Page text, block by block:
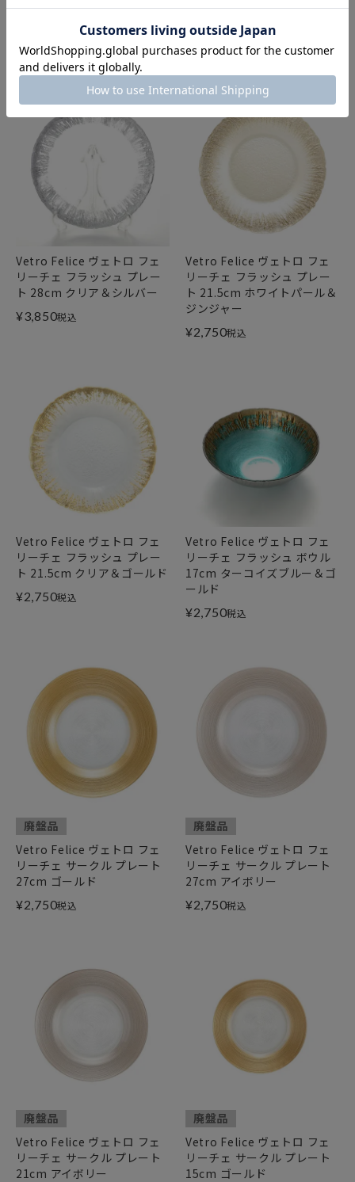
リーチェ フラッシュ プレー
ト 15cm クリア＆シルバー
¥2,200税込
リーチェ フラッシュ プレー
ト 28cm クリア＆ゴールド
¥3,850税込
Vetro Felice ヴェトロ フェ
リーチェ フラッシュ プレー
ト 28cm クリア＆シルバー
¥3,850税込
Vetro Felice ヴェトロ フェ
リーチェ フラッシュ プレー
ト 21.5cm ホワイトパール＆
ジンジャー
¥2,750税込
Vetro Felice ヴェトロ フェ
リーチェ フラッシュ プレー
ト 21.5cm クリア＆ゴールド
¥2,750税込
Vetro Felice ヴェトロ フェ
リーチェ フラッシュ ボウル
17cm ターコイズブルー＆ゴ
ールド
¥2,750税込
廃盤品
Vetro Felice ヴェトロ フェ
リーチェ サークル プレート
27cm ゴールド
¥2,750税込
廃盤品
Vetro Felice ヴェトロ フェ
リーチェ サークル プレート
27cm アイボリー
¥2,750税込
廃盤品
Vetro Felice ヴェトロ フェ
リーチェ サークル プレート
21cm アイボリー
廃盤品
Vetro Felice ヴェトロ フェ
リーチェ サークル プレート
15cm ゴールド